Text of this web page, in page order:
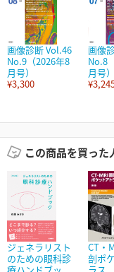
画像診断 Vol.46
No.9（2026年8
月号）
¥3,300
画像
No.8
月号）
この商品を買った
ジェネラリスト
のための眼科診
CT・
剖ポ